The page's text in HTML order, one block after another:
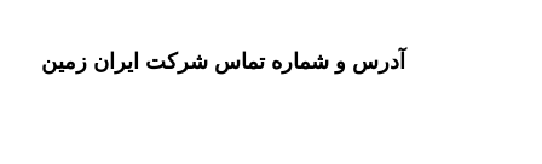
آدرس و شماره تماس شرکت ایران زمین